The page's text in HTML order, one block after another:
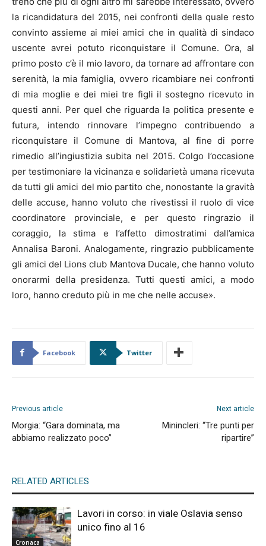
la ricandidatura del 2015, nei confronti della quale resto
convinto assieme ai miei amici che in qualità di sindaco
uscente avrei potuto riconquistare il Comune. Ora, al
primo posto c’è il mio lavoro, da tornare ad affrontare con
serenità, la mia famiglia, ovvero ricambiare nei confronti
di mia moglie e dei miei tre figli il sostegno ricevuto in
questi anni. Per quel che riguarda la politica presente e
futura, intendo rinnovare l’impegno contribuendo a
riconquistare il Comune di Mantova, al fine di porre
rimedio all’ingiustizia subita nel 2015. Colgo l’occasione
per testimoniare la vicinanza e solidarietà umana ricevuta
da tutti gli amici del mio partito che, nonostante la gravità
delle accuse, hanno voluto che rivestissi il ruolo di vice
coordinatore provinciale, e per questo ringrazio il
coraggio, la stima e l’affetto dimostratimi dall’amica
Annalisa Baroni. Analogamente, ringrazio pubblicamente
gli amici del Lions club Mantova Ducale, che hanno voluto
onorarmi della presidenza. Tutti questi amici, a modo
loro, hanno creduto più in me che nelle accuse».
Facebook Twitter
Previous article
Morgia: “Gara dominata, ma
abbiamo realizzato poco”
Next article
Minincleri: “Tre punti per
ripartire”
RELATED ARTICLES
Cronaca
Lavori in corso: in viale Oslavia senso
unico fino al 16